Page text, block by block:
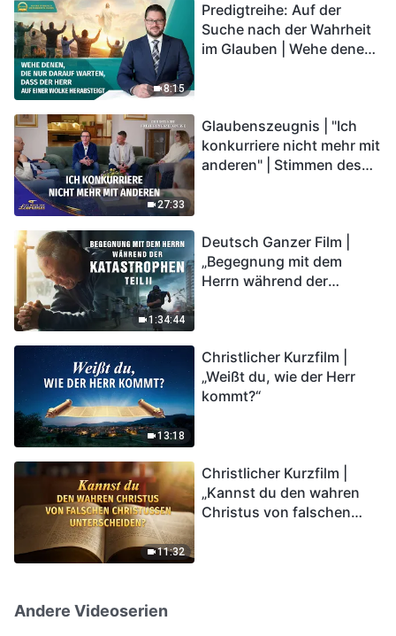
8:15
Predigtreihe: Auf der
Suche nach der Wahrheit
im Glauben | Wehe denen,
27:33
Glaubenszeugnis | "Ich
konkurriere nicht mehr mit
anderen" | Stimmen des
1:34:44
Deutsch Ganzer Film |
„Begegnung mit dem
Herrn während der
in das Königreich Gottes
eintreten?
13:18
Christlicher Kurzfilm |
„Weißt du, wie der Herr
kommt?“
11:32
Christlicher Kurzfilm |
„Kannst du den wahren
Christus von falschen
Andere Videoserien